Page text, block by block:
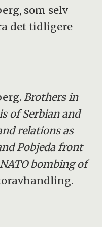
som selv
det tidligere
Brothers in
of Serbian and
relations as
Pobjeda front
bombing of